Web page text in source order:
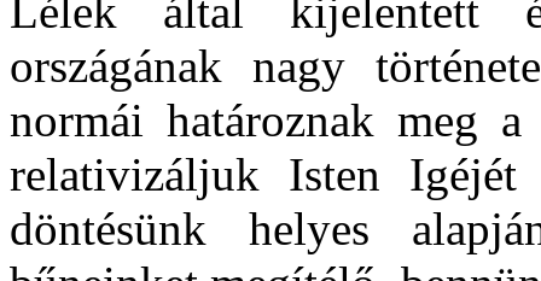
Lélek által kijelentett
országának nagy
normái határoznak meg
relativizáljuk Isten Igéjét
döntésünk helyes